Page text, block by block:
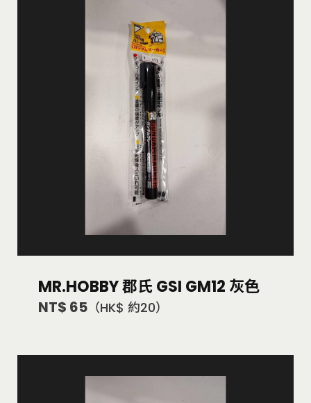
MR.HOBBY 郡氏 GSI GM12 灰色
NT$ 65 （HK$ 約20）